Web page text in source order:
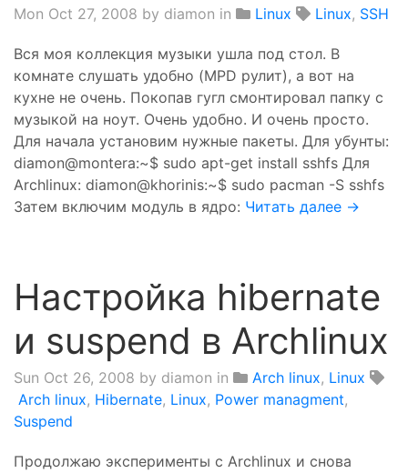
Mon Oct 27, 2008 by diamon in Linux Linux, SSH
Вся моя коллекция музыки ушла под стол. В
комнате слушать удобно (MPD рулит), а вот на
кухне не очень. Покопав гугл смонтировал папку с
музыкой на ноут. Очень удобно. И очень просто.
Для начала установим нужные пакеты. Для убунты:
diamon@montera:~$ sudo apt-get install sshfs Для
Archlinux: diamon@khorinis:~$ sudo pacman -S sshfs
Затем включим модуль в ядро: Читать далее →
Настройка hibernate
и suspend в Archlinux
Sun Oct 26, 2008 by diamon in Arch linux, Linux
Arch linux, Hibernate, Linux, Power managment,
Suspend
Продолжаю эксперименты с Archlinux и снова